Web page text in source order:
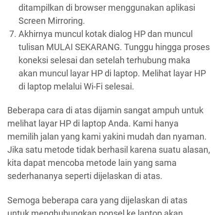
ditampilkan di browser menggunakan aplikasi
Screen Mirroring.
Akhirnya muncul kotak dialog HP dan muncul
tulisan MULAI SEKARANG. Tunggu hingga proses
koneksi selesai dan setelah terhubung maka
akan muncul layar HP di laptop. Melihat layar HP
di laptop melalui Wi-Fi selesai.
Beberapa cara di atas dijamin sangat ampuh untuk
melihat layar HP di laptop Anda. Kami hanya
memilih jalan yang kami yakini mudah dan nyaman.
Jika satu metode tidak berhasil karena suatu alasan,
kita dapat mencoba metode lain yang sama
sederhananya seperti dijelaskan di atas.
Semoga beberapa cara yang dijelaskan di atas